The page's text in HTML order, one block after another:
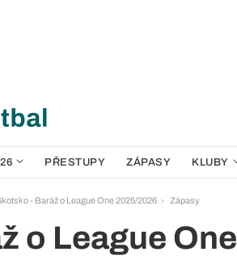
PŘESTUPY ZÁPASY KLUBY
- Baráž o League One 2025/2026 Zápasy
o League One